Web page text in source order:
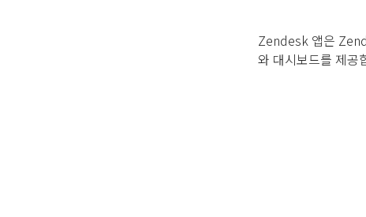
Zendesk 앱은
와 대시보드를 제공